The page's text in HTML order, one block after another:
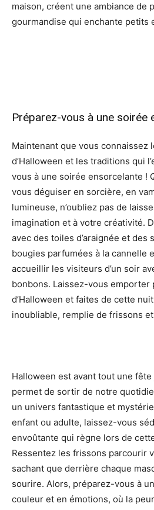
maison, créent une ambiance de
gourmandise qui enchante petits
Préparez-vous à une soirée
Maintenant que vous connaissez
d’Halloween et les traditions qui
vous à une soirée ensorcelante !
vous déguiser en sorcière, en
lumineuse, n’oubliez pas de
imagination et à votre créativité.
avec des toiles d’araignée et des
bougies parfumées à la cannelle
accueillir les visiteurs d’un soir
bonbons. Laissez-vous emporter
d’Halloween et faites de cette
inoubliable, remplie de frissons
Halloween est avant tout une
permet de sortir de notre
un univers fantastique et
enfant ou adulte, laissez-vous
envoûtante qui règne lors de
Ressentez les frissons parcourir
sachant que derrière chaque
sourire. Alors, préparez-vous à
couleur et en émotions, où la